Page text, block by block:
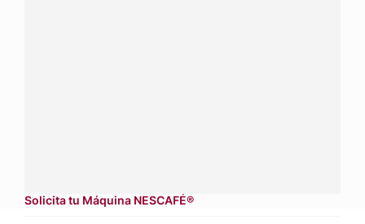
Solicita tu Máquina NESCAFÉ®